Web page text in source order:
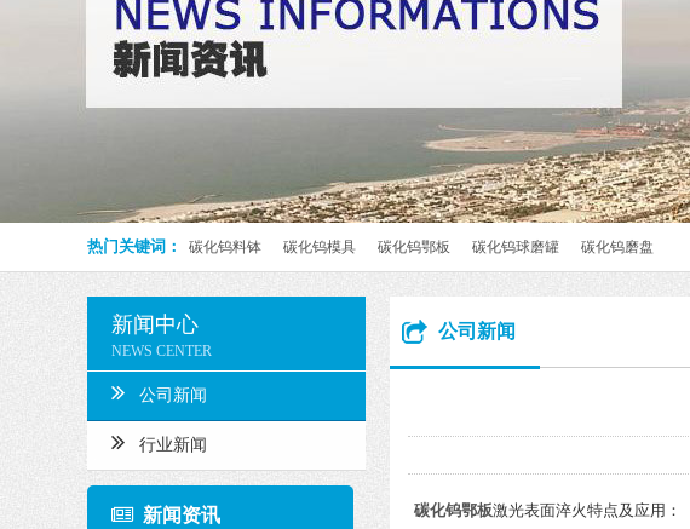
热门关键词： 碳化钨料钵 碳化钨模具 碳化钨鄂板 碳化钨球磨罐 碳化钨磨盘
新闻中心
NEWS CENTER
公司新闻
行业新闻
新闻资讯
公司新闻
碳化钨鄂板激光表面淬火特点及应用：